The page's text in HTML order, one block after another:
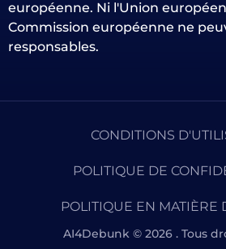
européenne. Ni l'Union
Commission européenne ne
responsables.
CONDITIONS
POLITIQUE DE
POLITIQUE EN MATIÈRE
AI4Debunk © 2026 . Tous